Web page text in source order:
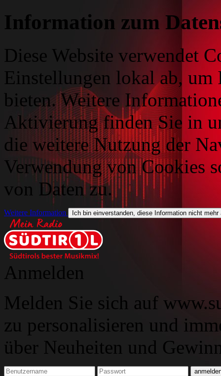
Information zum
Diese Website verwendet
Einstellungen lokal ab, um
bieten. Weitere
Aktivierung finden Sie in
die weitere Nutzung der
Verwendung von Cookies
von Daten zu.
Weitere Information Ich bin einverstanden, diese Information nicht mehr
Anmelden
Melden Sie sich auf
zu personalisieren und
über Neuheiten und